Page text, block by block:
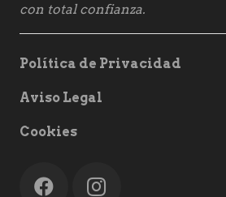
con total confianza.
Política de Privacidad
Aviso Legal
Cookies